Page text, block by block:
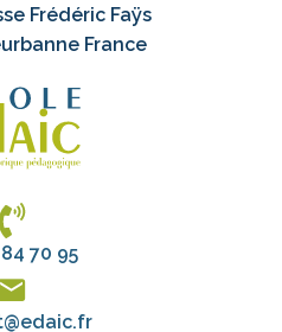
Frédéric Faÿs
France
70 95